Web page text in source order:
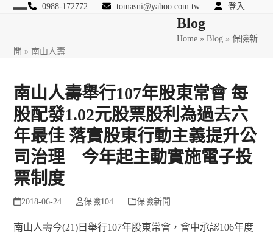
Skip
0988-172772 tomasni@yahoo.com.tw 登入
匯豐國際風險管理顧問Blog
Home »Blog »保險新
聞 » 南山人壽...
南山人壽舉行107年股東常會 每
股配發1.02元股票股利為過去六
年最佳 落實股東行動主義提升公
司治理 今年起主動實施電子投
票制度
2018-06-24 保險104 保險新聞
南山人壽今(21)日舉行107年股東常會，會中承認106年度